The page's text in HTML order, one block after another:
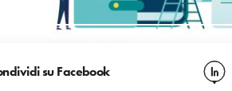
su Facebook